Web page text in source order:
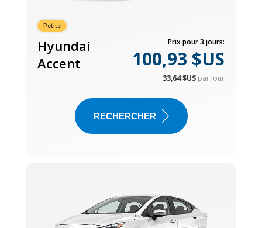
Petite
Hyundai
Accent
Prix pour 3 jours:
100,93 $US
33,64 $US par jour
RECHERCHER